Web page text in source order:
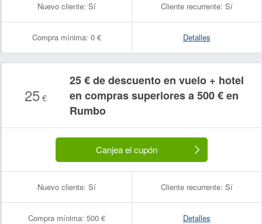
Nuevo cliente: Sí Cliente recurrente: Sí
Compra mínima: 0 € Detalles
25€
25 € de descuento en vuelo + hotel
en compras superiores a 500 € en
Rumbo
Canjea el cupón
Nuevo cliente: Sí Cliente recurrente: Sí
Compra mínima: 500 € Detalles